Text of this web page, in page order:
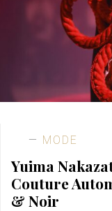
MODE
Yuima
Couture
& Noir